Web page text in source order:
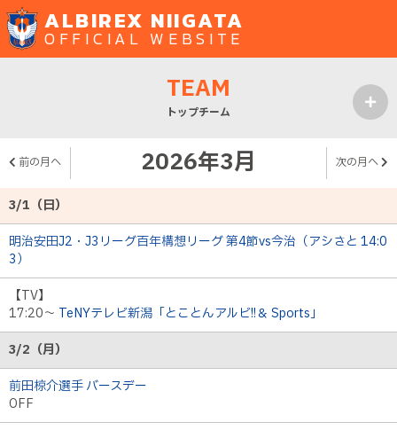
ALBIREX NIIGATA
OFFICIAL WEBSITE
TEAM
トップチーム
前の月へ 2026年3月 次の月へ
3/1（日）
明治安田J2・J3リーグ百年構想リーグ 第4節vs今治（アシさと 14:0
3）
【TV】
17:20～ TeNYテレビ新潟「とことんアルビ!!＆ Sports」
3/2（月）
前田椋介選手 バースデー
OFF